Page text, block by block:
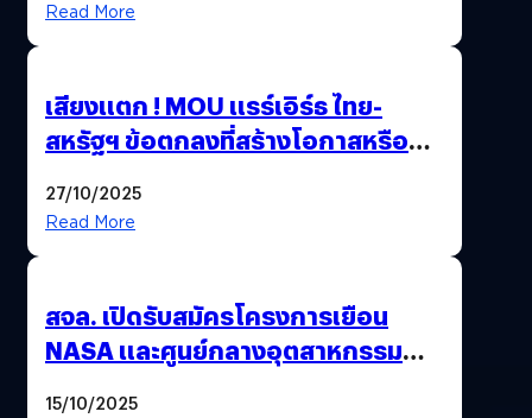
Read More
เสียงแตก ! MOU แรร์เอิร์ธ ไทย-
สหรัฐฯ ข้อตกลงที่สร้างโอกาสหรือ
27/10/2025
Read More
สจล. เปิดรับสมัครโครงการเยือน
NASA และศูนย์กลางอุตสาหกรรม
15/10/2025